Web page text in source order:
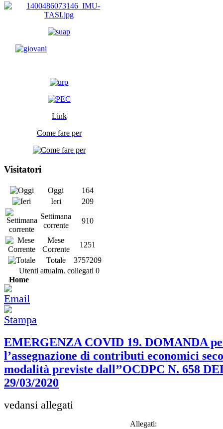
Link
Come fare per
Visitatori
Oggi
164
Ieri
209
Settimana
corrente
910
Mese
Corrente
1251
Totale
3757209
Utenti attualm. collegati 0
Home
EMERGENZA COVID 19. DOMANDA
l’assegnazione di contributi economici
modalità previste dall’’OCDPC N. 658
29/03/2020
vedansi allegati
Allegati: